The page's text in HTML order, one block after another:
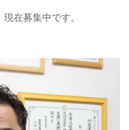
在募集中です。